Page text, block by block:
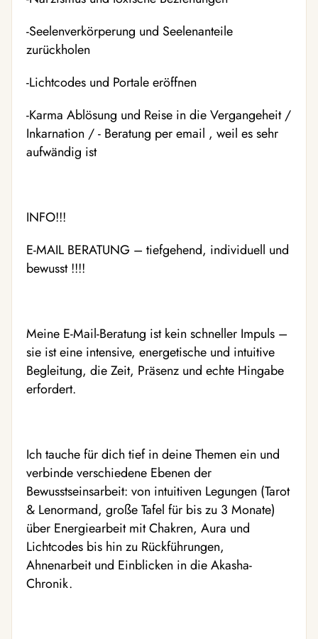
-Seelenverkörperung und Seelenanteile
zurückholen
-Lichtcodes und Portale eröffnen
-Karma Ablösung und Reise in die Vergangeheit /
Inkarnation / - Beratung per email , weil es sehr
aufwändig ist
INFO!!!
E-MAIL BERATUNG – tiefgehend, individuell und
bewusst !!!!
Meine E-Mail-Beratung ist kein schneller Impuls –
sie ist eine intensive, energetische und intuitive
Begleitung, die Zeit, Präsenz und echte Hingabe
erfordert.
Ich tauche für dich tief in deine Themen ein und
verbinde verschiedene Ebenen der
Bewusstseinsarbeit: von intuitiven Legungen (Tarot
& Lenormand, große Tafel für bis zu 3 Monate)
über Energiearbeit mit Chakren, Aura und
Lichtcodes bis hin zu Rückführungen,
Ahnenarbeit und Einblicken in die Akasha-
Chronik.